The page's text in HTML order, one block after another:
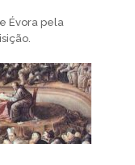
Évora pela